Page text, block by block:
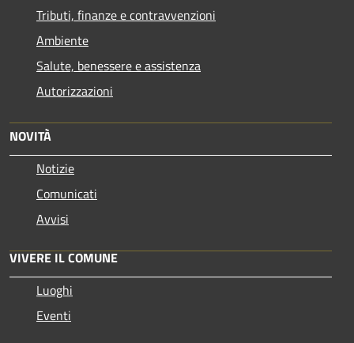
Tributi, finanze e contravvenzioni
Ambiente
Salute, benessere e assistenza
Autorizzazioni
NOVITÀ
Notizie
Comunicati
Avvisi
VIVERE IL COMUNE
Luoghi
Eventi